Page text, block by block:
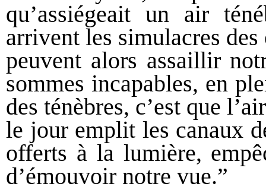
qu’assiégeait un air
arrivent les simulacres
peuvent alors assaillir
sommes incapables, en
des ténèbres, c’est que
le jour emplit les canaux
offerts à la lumière,
d’émouvoir notre vue.”